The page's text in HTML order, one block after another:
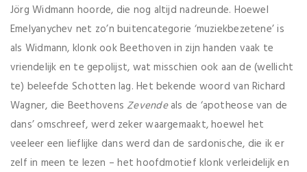
Jörg Widmann hoorde, die nog altijd nadreunde. Hoewel
Emelyanychev net zo’n buitencategorie ‘muziekbezetene’ is
als Widmann, klonk ook Beethoven in zijn handen vaak te
vriendelijk en te gepolijst, wat misschien ook aan de (wellicht
te) beleefde Schotten lag. Het bekende woord van Richard
Wagner, die Beethovens Zevendeals de ‘apotheose van de
dans’ omschreef, werd zeker waargemaakt, hoewel het
veeleer een lieflijke dans werd dan de sardonische, die ik er
zelf in meen te lezen – het hoofdmotief klonk verleidelijk en